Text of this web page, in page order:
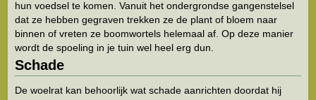
hun voedsel te komen. Vanuit het ondergrondse gangenstelsel
dat ze hebben gegraven trekken ze de plant of bloem naar
binnen of vreten ze boomwortels helemaal af. Op deze manier
wordt de spoeling in je tuin wel heel erg dun.
Schade
De woelrat kan behoorlijk wat schade aanrichten doordat hij